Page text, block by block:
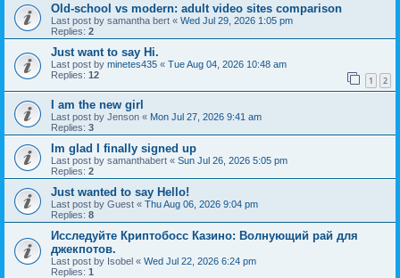
Old-school vs modern: adult video sites comparison
Last post by samantha bert « Wed Jul 29, 2026 1:05 pm
Replies: 2
Just want to say Hi.
Last post by minetes435 « Tue Aug 04, 2026 10:48 am
Replies: 12 1 2
I am the new girl
Last post by Jenson « Mon Jul 27, 2026 9:41 am
Replies: 3
Im glad I finally signed up
Last post by samanthabert « Sun Jul 26, 2026 5:05 pm
Replies: 2
Just wanted to say Hello!
Last post by Guest « Thu Aug 06, 2026 9:04 pm
Replies: 8
Исследуйте Криптобосс Казино: Волнующий рай для
джекпотов.
Last post by Isobel « Wed Jul 22, 2026 6:24 pm
Replies: 1